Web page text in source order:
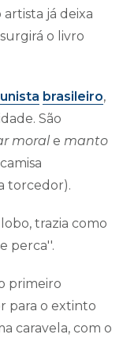
artista já deixa
o livro
brasileiro,
São
morale manto
torcedor).
trazia como
perca''.
primeiro
para o extinto
caravela, com o